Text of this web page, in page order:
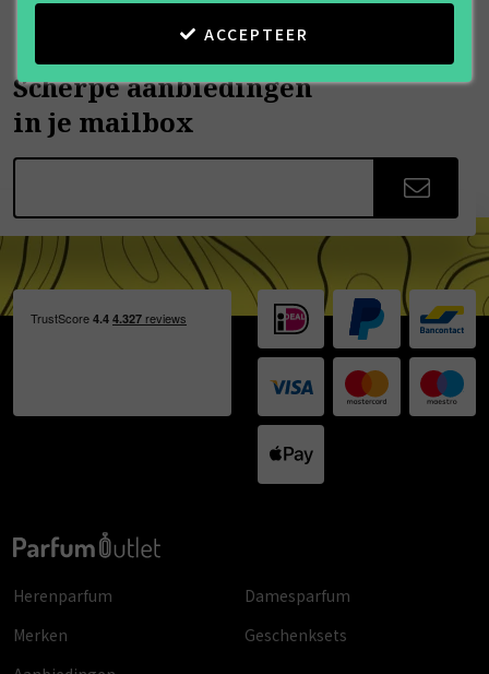
Scherpe aanbiedingen
in je mailbox
Herenparfum
Damesparfum
Merken
Geschenksets
ACCEPTEER